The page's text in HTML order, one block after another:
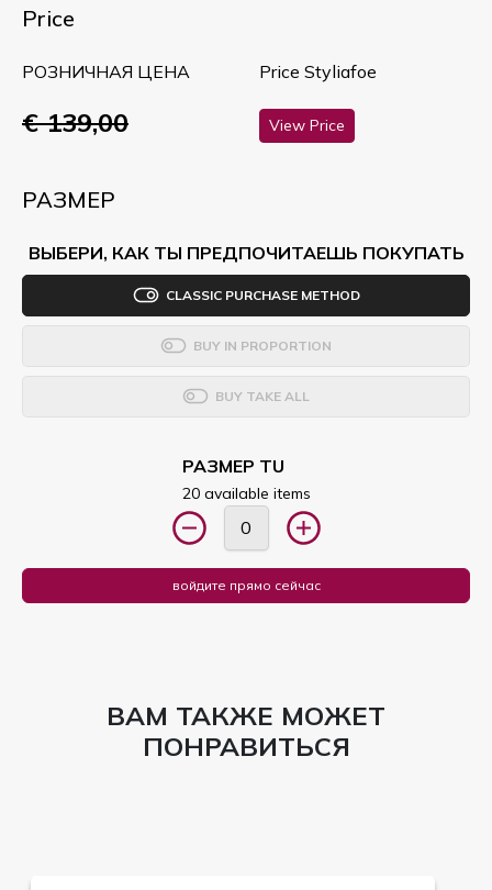
Price
РОЗНИЧНАЯ ЦЕНА
€ 139,00
Price Styliafoe
View Price
РАЗМЕР
ВЫБЕРИ, КАК ТЫ ПРЕДПОЧИТАЕШЬ ПОКУПАТЬ
CLASSIC PURCHASE METHOD
BUY IN PROPORTION
BUY TAKE ALL
РАЗМЕР TU
20 available items
войдите прямо сейчас
ВАМ ТАКЖЕ МОЖЕТ
ПОНРАВИТЬСЯ